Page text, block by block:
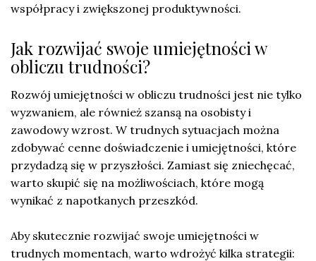
współpracy i zwiększonej produktywności.
Jak rozwijać swoje umiejętności w
obliczu trudności?
Rozwój umiejętności w obliczu trudności jest nie tylko
wyzwaniem, ale również szansą na osobisty i
zawodowy wzrost. W trudnych sytuacjach można
zdobywać cenne doświadczenie i umiejętności, które
przydadzą się w przyszłości. Zamiast się zniechęcać,
warto skupić się na możliwościach, które mogą
wynikać z napotkanych przeszkód.
Aby skutecznie rozwijać swoje umiejętności w
trudnych momentach, warto wdrożyć kilka strategii: